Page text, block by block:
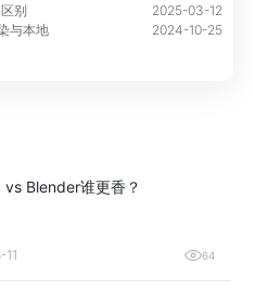
别
2025-03-12
与本地
2024-10-25
Blender谁更香？
64